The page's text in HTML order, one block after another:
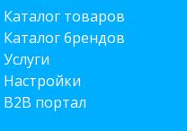
Каталог товаров
Каталог брендов
Услуги
Настройки
B2B портал